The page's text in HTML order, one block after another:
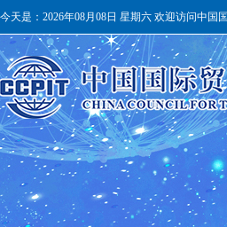
今天是： 2026年08月08日 星期六 欢迎访问中国